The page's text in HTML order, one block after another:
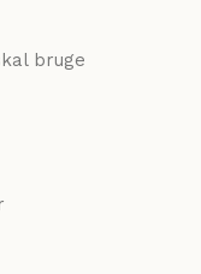
bruge